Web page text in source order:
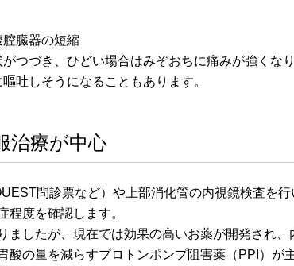
臓器の短縮
つづき、ひどい場合はみぞおちに痛みが強くな
吐しそうになることもあります。
治療が中心
問診票など）や上部消化管の内視鏡検査を
程度を確認します。
ましたが、現在では効果の高いお薬が開発され、
の量を減らすプロトンポンプ阻害薬（PPI）が